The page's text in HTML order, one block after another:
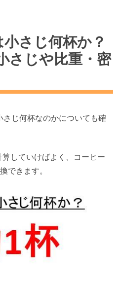
さじ何杯か？
さじや比重・密
さじ何杯なのかについても確
していけばよく、コーヒー
できます。